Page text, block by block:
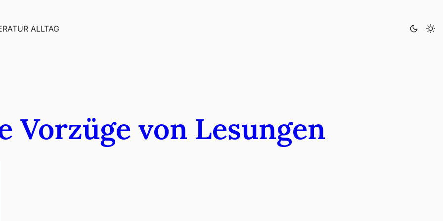
ALLTAG
Vorzüge von Lesungen